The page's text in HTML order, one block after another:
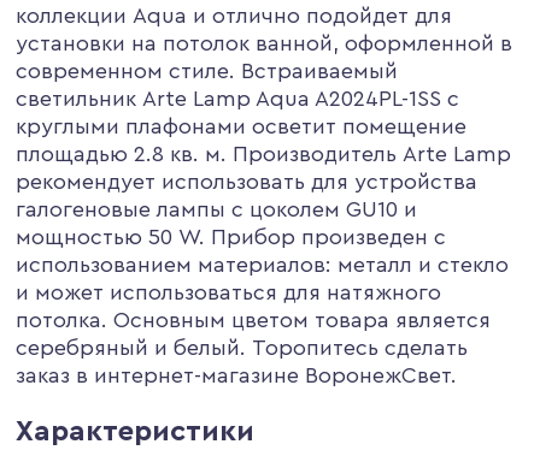
коллекции Aqua и отлично подойдет для
установки на потолок ванной, оформленной в
современном стиле. Встраиваемый
светильник Arte Lamp Aqua A2024PL-1SS с
круглыми плафонами осветит помещение
площадью 2.8 кв. м. Производитель Arte Lamp
рекомендует использовать для устройства
галогеновые лампы с цоколем GU10 и
мощностью 50 W. Прибор произведен с
использованием материалов: металл и стекло
и может использоваться для натяжного
потолка. Основным цветом товара является
серебряный и белый. Торопитесь сделать
заказ в интернет-магазине ВоронежСвет.
Характеристики